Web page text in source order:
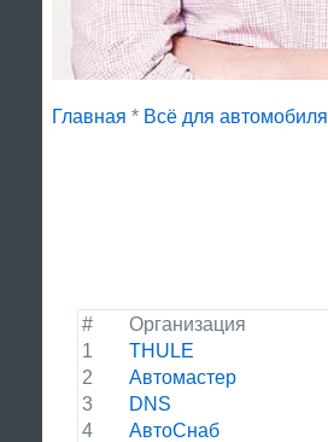
Главная * Всё для автомобиля
# Организация
1
THULE
2
Автомастер
3
DNS
4
АвтоСнаб